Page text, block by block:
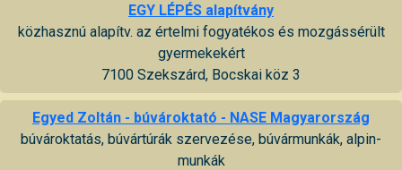
EGY LÉPÉS alapítvány
közhasznú alapítv. az értelmi fogyatékos és mozgássérült
gyermekekért
7100 Szekszárd, Bocskai köz 3
Egyed Zoltán - búvároktató - NASE Magyarország
búvároktatás, búvártúrák szervezése, búvármunkák, alpin-
munkák